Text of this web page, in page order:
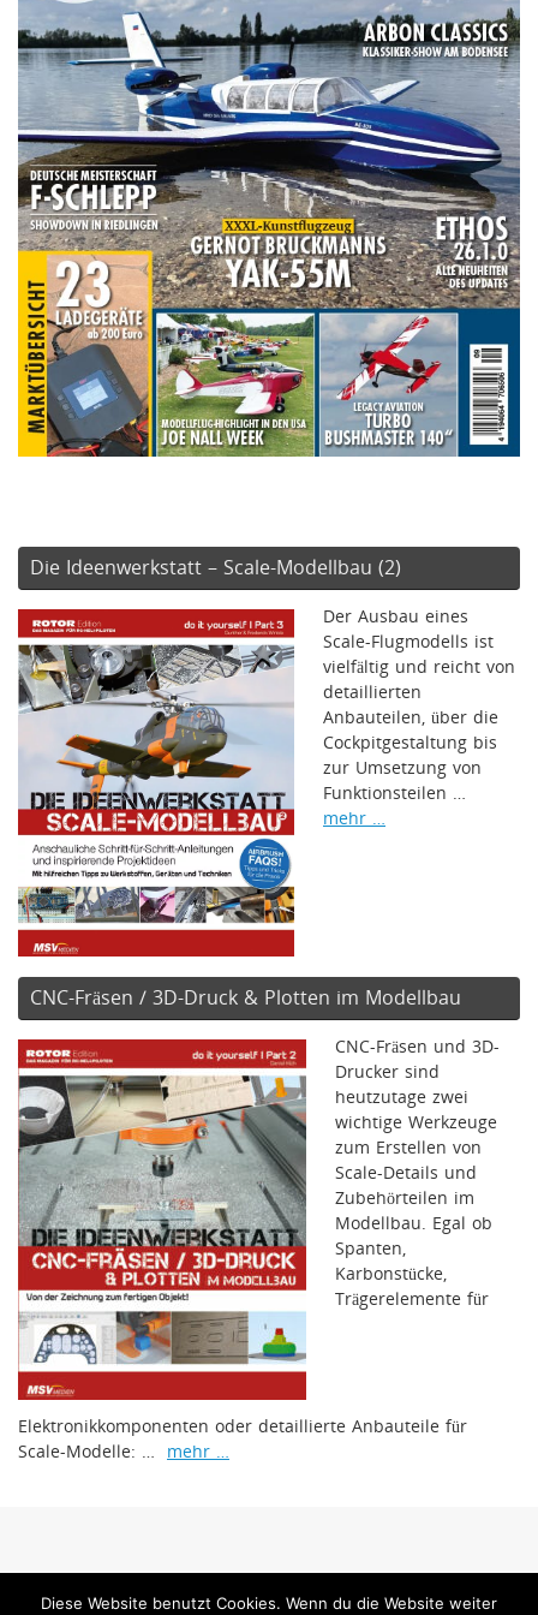
Die Ideenwerkstatt – Scale-Modellbau (2)
Der Ausbau eines
Scale-Flugmodells ist
vielfältig und reicht von
detaillierten
Anbauteilen, über die
Cockpitgestaltung bis
zur Umsetzung von
Funktionsteilen …
mehr …
CNC-Fräsen / 3D-Druck & Plotten im Modellbau
CNC-Fräsen und 3D-
Drucker sind
heutzutage zwei
wichtige Werkzeuge
zum Erstellen von
Scale-Details und
Zubehörteilen im
Modellbau. Egal ob
Spanten,
Karbonstücke,
Trägerelemente für
Elektronikkomponenten oder detaillierte Anbauteile für
Scale-Modelle: … mehr …
Diese Website benutzt Cookies. Wenn du die Website weiter